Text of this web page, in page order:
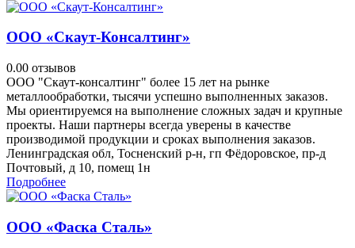
ООО «Скаут-Консалтинг»
0.00 отзывов
ООО "Скаут-консалтинг" более 15 лет на рынке
металлообработки, тысячи успешно выполненных заказов.
Мы ориентируемся на выполнение сложных задач и крупные
проекты. Наши партнеры всегда уверены в качестве
производимой продукции и сроках выполнения заказов.
Ленинградская обл, Тосненский р-н, гп Фёдоровское, пр-д
Почтовый, д 10, помещ 1н
Подробнее
ООО «Фаска Сталь»